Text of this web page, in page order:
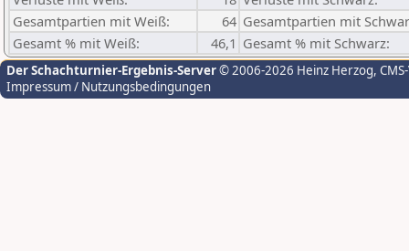
Gesamtpartien mit Weiß:
64 Gesamtpartien mit
Gesamt % mit Weiß:
46,1 Gesamt % mit Schwarz:
Der Schachturnier-Ergebnis-Server© 2006-2026 Heinz Herzog,
Impressum / Nutzungsbedingungen